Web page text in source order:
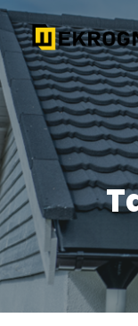
Skip
to
content